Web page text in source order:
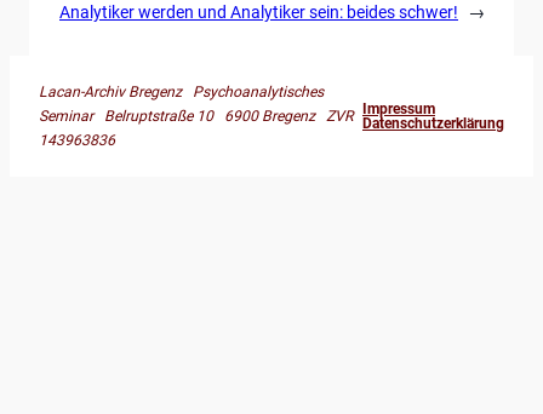
Analytiker werden und Analytiker sein: beides schwer!
→
Lacan-Archiv Bregenz Psychoanalytisches
Seminar Belruptstraße 10 6900 Bregenz ZVR
143963836
Impressum
Datenschutzerklärung